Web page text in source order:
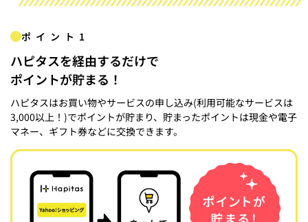
ポイント1
ハピタスを経由するだけで
ポイントが貯まる！
ハピタスはお買い物やサービスの申し込み(利用可能なサービスは
3,000以上！)でポイントが貯まり、貯まったポイントは現金や電子
マネー、ギフト券などに交換できます。